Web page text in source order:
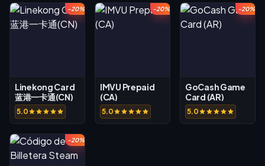
-20%
Linekong Card
蓝港一卡通(CN)
5.0
-20%
IMVU Prepaid
(CA)
5.0
-20%
GoCash Game
Card (AR)
5.0
-20%